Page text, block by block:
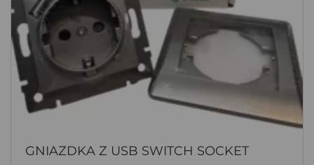
GNIAZDKA Z USB SWITCH SOCKET